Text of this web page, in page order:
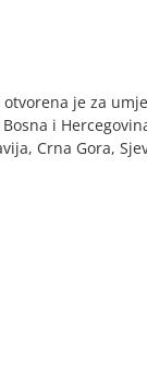
je za
i
Crna Gora,